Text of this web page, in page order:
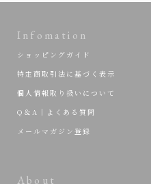
About
Infomation
ショッピングガイド
特定商取引法に基づく表示
個人情報取り扱いについて
Q＆A｜よくある質問
メールマガジン登録